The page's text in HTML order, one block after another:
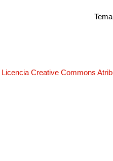
Licencia Creative Commons